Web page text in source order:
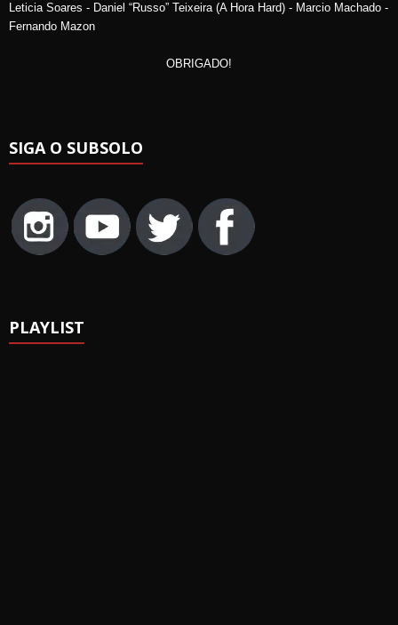
Leticia Soares - Daniel “Russo” Teixeira (A Hora Hard) - Marcio Machado -
Fernando Mazon
OBRIGADO!
SIGA O SUBSOLO
PLAYLIST